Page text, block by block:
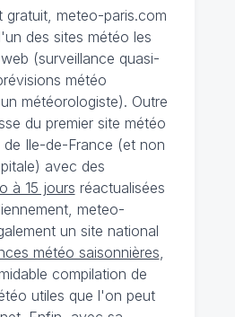
gratuit, meteo-paris.com
des sites météo les
(surveillance quasi-
météo
météorologiste). Outre
du premier site météo
Ile-de-France (et non
avec des
à 15 jours réactualisées
meteo-
un site national
météo saisonnières
compilation de
utiles que l'on peut